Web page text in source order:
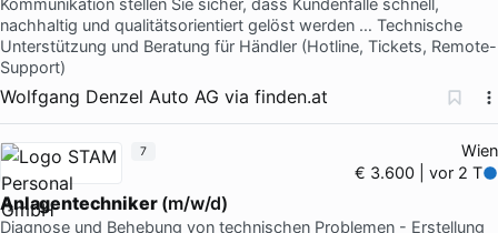
Kommunikation stellen Sie sicher, dass Kundenfälle schnell,
nachhaltig und qualitätsorientiert gelöst werden … Technische
Unterstützung und Beratung für Händler (Hotline, Tickets, Remote-
Support)
Wolfgang Denzel Auto AG via finden.at
Wien
€ 3.600 | vor 2 T
Anlagentechniker(m/w/d)
Diagnose und Behebung von technischen Problemen - Erstellung
7